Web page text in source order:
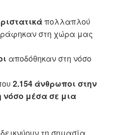
πολλαπλού
στη χώρα μας
αποδόθηκαν στη νόσο
2.154 άνθρωποι στην
νόσο μέσα σε μια